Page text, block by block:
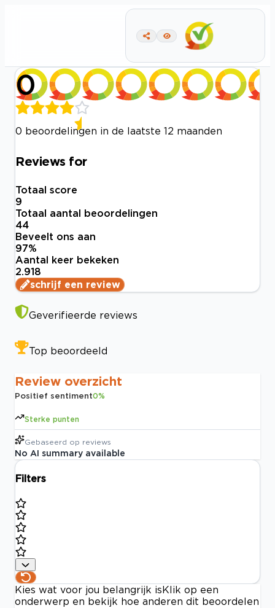
0
0 beoordelingen in de laatste 12 maanden
Reviews for
Totaal score
9
Totaal aantal beoordelingen
44
Beveelt ons aan
97%
Aantal keer bekeken
2.918
schrijf een review
Geverifieerde reviews
Top beoordeeld
Review overzicht
Positief sentiment0%
Sterke punten
Gebaseerd op reviews
No AI summary available
Filters
Kies wat voor jou belangrijk is Klik op een
onderwerp en bekijk hoe anderen dit beoordelen